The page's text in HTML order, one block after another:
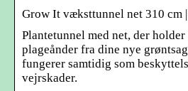
Grow It væksttunnel net 310 cm
Plantetunnel med net, der
plageånder fra dine nye
fungerer samtidig som
vejrskader.